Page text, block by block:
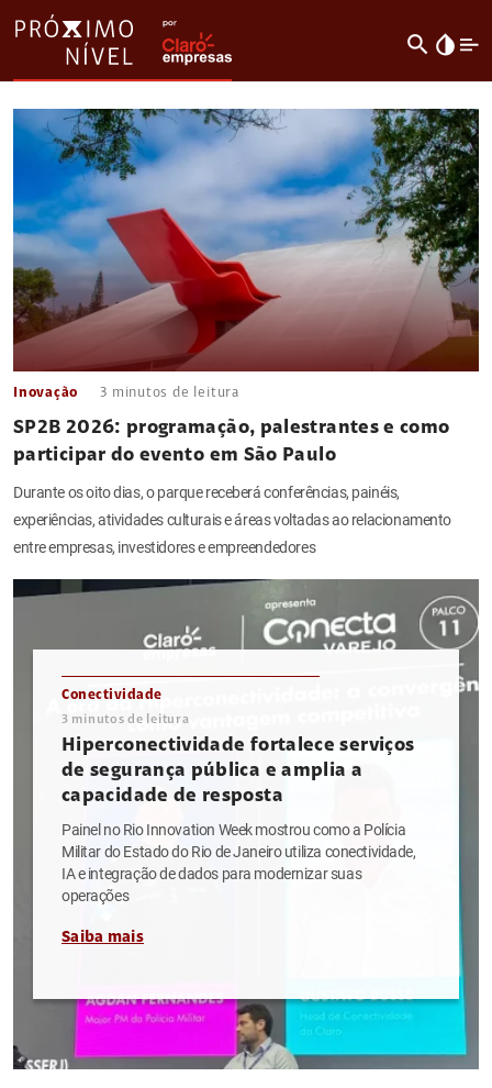
search invert_colors
Inovação 3 minutos de leitura
SP2B 2026: programação, palestrantes e como
participar do evento em São Paulo
Durante os oito dias, o parque receberá conferências, painéis,
experiências, atividades culturais e áreas voltadas ao relacionamento
entre empresas, investidores e empreendedores
Conectividade
3 minutos de leitura
Hiperconectividade fortalece serviços
de segurança pública e amplia a
capacidade de resposta
Painel no Rio Innovation Week mostrou como a Polícia
Militar do Estado do Rio de Janeiro utiliza conectividade,
IA e integração de dados para modernizar suas
operações
Saiba mais